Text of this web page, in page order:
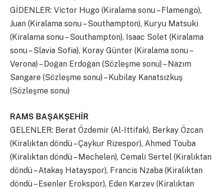
GİDENLER: Victor Hugo (Kiralama sonu – Flamengo),
Juan (Kiralama sonu – Southampton), Kuryu Matsuki
(Kiralama sonu – Southampton), Isaac Solet (Kiralama
sonu – Slavia Sofia), Koray Günter (Kiralama sonu –
Verona) – Doğan Erdoğan (Sözleşme sonu) – Nazım
Sangare (Sözleşme sonu) – Kubilay Kanatsızkuş
(Sözleşme sonu)
RAMS BAŞAKŞEHİR
GELENLER: Berat Özdemir (Al-Ittifak), Berkay Özcan
(Kiralıktan döndü – Çaykur Rizespor), Ahmed Touba
(Kiralıktan döndü – Mechelen), Cemali Sertel (Kiralıktan
döndü – Atakaş Hatayspor), Francis Nzaba (Kiralıktan
döndü – Esenler Erokspor), Eden Karzev (Kiralıktan